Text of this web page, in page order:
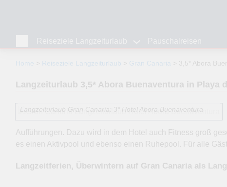
Home Reiseziele Langzeiturlaub Gran Canaria 3,5* Abora
Langzeiturlaub 3,5* Abora Buenaventura in Playa
Langzeiturlaub Gran Canaria: 3* Hotel Abora Buenaventura
Aufführungen. Dazu wird in dem Hotel auch Fitness groß
es einen Aktivpool und ebenso einen Ruhepool. Für alle
Langzeitferien, Überwintern auf Gran Canaria als